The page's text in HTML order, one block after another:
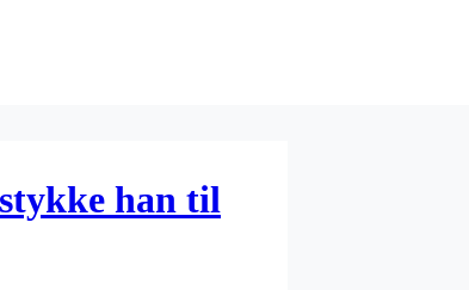
han til